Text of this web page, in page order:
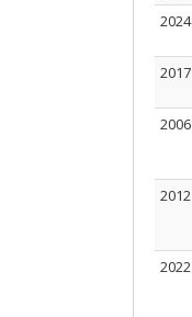
2024
2017
2006
2012
2022